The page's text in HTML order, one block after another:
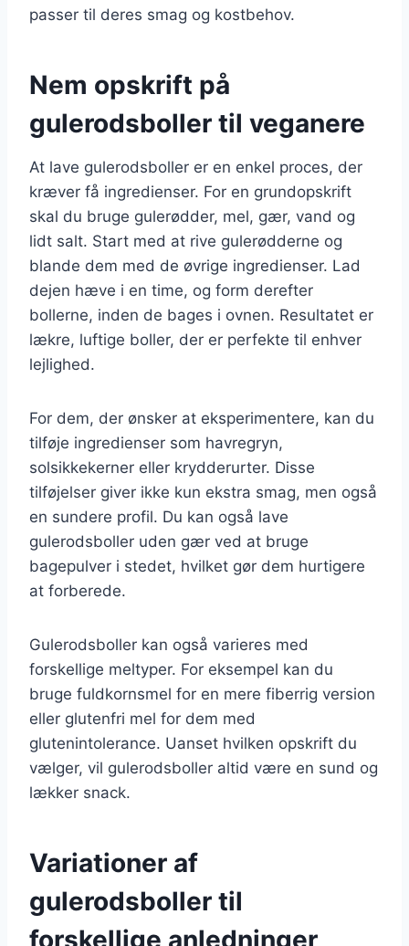
passer til deres smag og kostbehov.
Nem opskrift på
gulerodsboller til veganere
At lave gulerodsboller er en enkel proces, der
kræver få ingredienser. For en grundopskrift
skal du bruge gulerødder, mel, gær, vand og
lidt salt. Start med at rive gulerødderne og
blande dem med de øvrige ingredienser. Lad
dejen hæve i en time, og form derefter
bollerne, inden de bages i ovnen. Resultatet er
lækre, luftige boller, der er perfekte til enhver
lejlighed.
For dem, der ønsker at eksperimentere, kan du
tilføje ingredienser som havregryn,
solsikkekerner eller krydderurter. Disse
tilføjelser giver ikke kun ekstra smag, men også
en sundere profil. Du kan også lave
gulerodsboller uden gær ved at bruge
bagepulver i stedet, hvilket gør dem hurtigere
at forberede.
Gulerodsboller kan også varieres med
forskellige meltyper. For eksempel kan du
bruge fuldkornsmel for en mere fiberrig version
eller glutenfri mel for dem med
glutenintolerance. Uanset hvilken opskrift du
vælger, vil gulerodsboller altid være en sund og
lækker snack.
Variationer af
gulerodsboller til
forskellige anledninger